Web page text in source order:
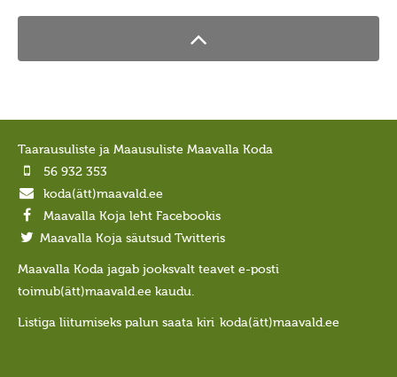
Sirvide koostamisest
Radokuu
Urbekuu
Lehekuu
Pärnakuu
Heinakuu
Põimukuu
Taarausuliste ja Maausuliste Maavalla Koda
56 932 353
koda(ätt)maavald.ee
Maavalla Koja leht Facebookis
Maavalla Koja säutsud Twitteris
Maavalla Koda jagab jooksvalt teavet e-posti
toimub(ätt)maavald.ee kaudu.
Listiga liitumiseks palun saata kiri koda(ätt)maavald.ee